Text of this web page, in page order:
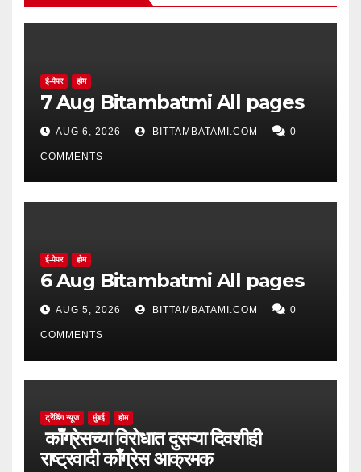
ई-पेपर होम
7 Aug Bitambatmi All pages
AUG 6, 2026 BITTAMBATAMI.COM 0
COMMENTS
ई-पेपर होम
6 Aug Bitambatmi All pages
AUG 5, 2026 BITTAMBATAMI.COM 0
COMMENTS
ट्रेंडिंग न्यूज मुंबई होम
काँग्रेसच्या विरोधात दुसऱ्या दिवशीही
राष्ट्रवादी काँग्रेस आक्रमक